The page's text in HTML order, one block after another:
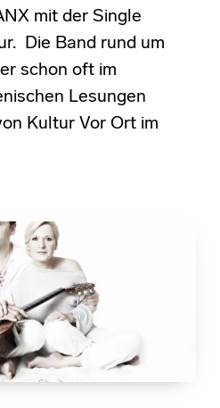
mit der Single
Die Band rund um
schon oft im
Lesungen
Kultur Vor Ort im